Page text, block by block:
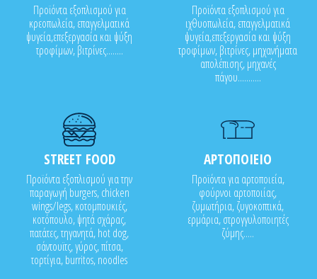
Προϊόντα εξοπλισμού για
κρεοπωλεία, επαγγελματικά
ψυγεία,επεξεργασία και ψύξη
τροφίμων, βιτρίνες........
Προϊόντα εξοπλισμού για
ιχθυοπωλεία, επαγγελματικά
ψυγεία,επεξεργασία και ψύξη
τροφίμων, βιτρίνες, μηχανήματα
απολέπισης, μηχανές
πάγου...........
STREET FOOD
Προϊόντα εξοπλισμού για την
παραγωγή burgers, chicken
wings/legs, κοτομπουκιές,
κοτόπουλο, ψητά σχάρας,
πατάτες, τηγανητά, hot dog,
σάντουϊτς, γύρος, πίτσα,
τορτίγια, burritos, noodles
ΑΡΤΟΠΟΙΕΙΟ
Προϊόντα για αρτοποιεία,
φούρνοι αρτοποιίας,
ζυμωτήρια, ζυγοκοπτικά,
ερμάρια, στρογγυλοποιητές
ζύμης.....